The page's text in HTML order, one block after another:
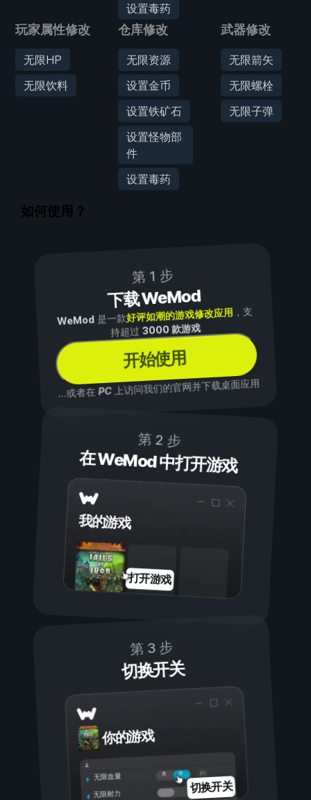
设置毒药
玩家属性修改
无限HP
无限饮料
仓库修改
无限资源
设置金币
设置铁矿石
设置怪物部
件
设置毒药
武器修改
无限箭矢
无限螺栓
无限子弹
如何使用？
第 1 步
下载 WeMod
WeMod是一款好评如潮的游戏修改应用 ，支
持超过3000 款游戏
开始使用
...或者在PC上访问我们的官网并下载桌面应用
第 2 步
在 WeMod 中打开游戏
我的游戏
打开游戏
第 3 步
切换开关
你的游戏
开
关
无限血量
无限耐力
切换开关